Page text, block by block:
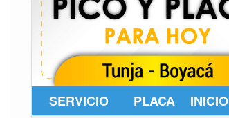
SERVICIO PLACA INICIO